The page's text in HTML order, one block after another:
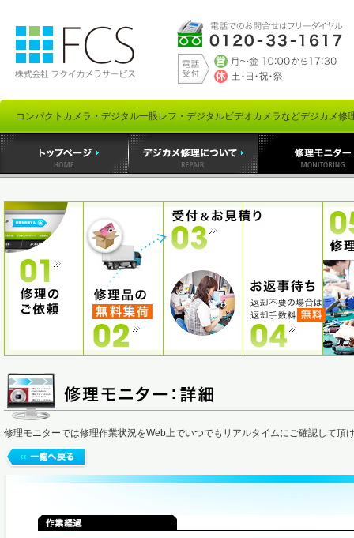
コンパクトカメラ・デジタル一眼レフ・デジタルビデオカメラなどデジカメ修
修理モニターでは修理作業状況をWeb上でいつでもリアルタイムにご確認して頂